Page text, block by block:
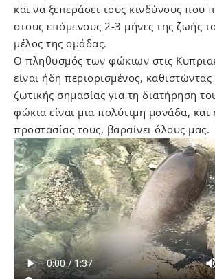
και να ξεπεράσει τους κινδύνους που
στους επόμενους 2-3 μήνες της ζωής
μέλος της ομάδας.
Ο πληθυσμός των φώκιων στις
είναι ήδη περιορισμένος,
ζωτικής σημασίας για τη διατήρηση
φώκια είναι μια πολύτιμη μονάδα, και
προστασίας τους, βαραίνει όλους μας.